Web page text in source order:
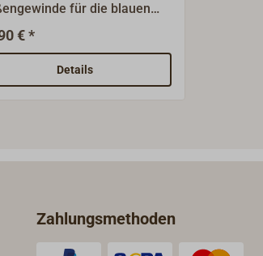
für die blauen
Flaschen bis 3 kg.
€ *
Details
Zahlungsmethoden